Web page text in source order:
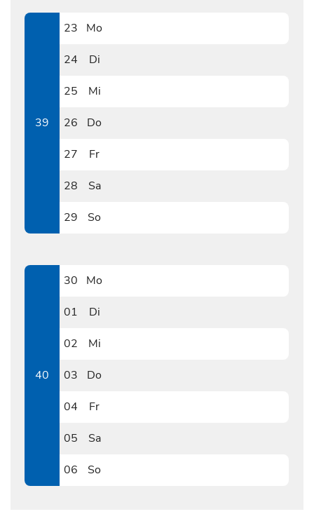
39
23
Mo
24
Di
25
Mi
26
Do
27
Fr
28
Sa
29
So
40
30
Mo
01
Di
02
Mi
03
Do
04
Fr
05
Sa
06
So